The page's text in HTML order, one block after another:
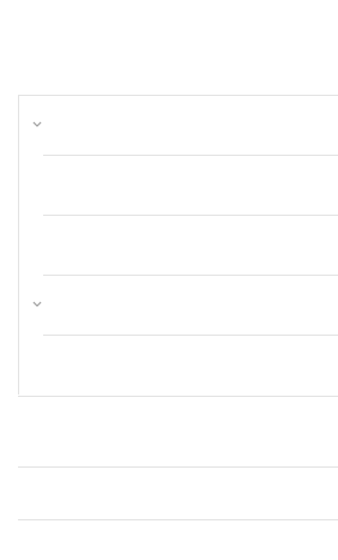
keyboard_arrow_down
keyboard_arrow_down